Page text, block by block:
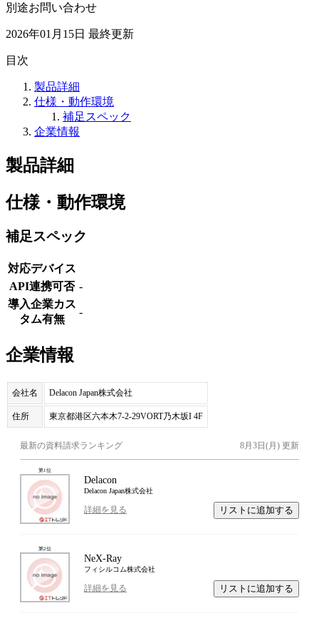
別途お問い合わせ
2026年01月15日 最終更新
目次
製品詳細
仕様・動作環境
補足スペック
企業情報
製品詳細
仕様・動作環境
補足スペック
対応デバイス
API連携可否 -
導入企業カス
タム有無
-
企業情報
会社名 Delacon Japan株式会社
住所 東京都港区六本木7-2-29VORT乃木坂I 4F
最新の資料請求ランキング 8月3日(月) 更新
第1位
Delacon
Delacon Japan株式会社
詳細を見る リストに追加する
第2位
NeX-Ray
フィシルコム株式会社
詳細を見る リストに追加する